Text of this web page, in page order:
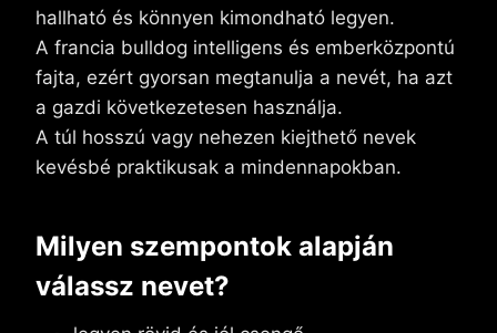
hallható és könnyen kimondható legyen.
A francia bulldog intelligens és emberközpontú
fajta, ezért gyorsan megtanulja a nevét, ha azt
a gazdi következetesen használja.
A túl hosszú vagy nehezen kiejthető nevek
kevésbé praktikusak a mindennapokban.
Milyen szempontok alapján
válassz nevet?